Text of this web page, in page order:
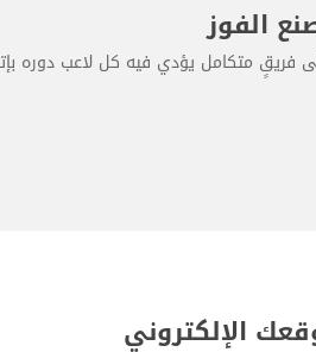
الفوز
فريقٍ متكامل يؤدي فيه كل لاعب دوره